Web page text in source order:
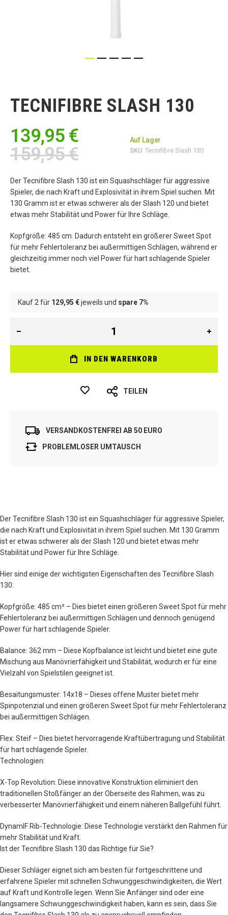
Bildgalerie
springen
TECNIFIBRE SLASH 130
139,95 €
159,95 €
Auf Lager
SKU Tecnifibre Slash 130
Der Tecnifibre Slash 130 ist ein Squashschläger für aggressive
Spieler, die nach Kraft und Explosivität in ihrem Spiel suchen. Mit
130 Gramm ist er etwas schwerer als der Slash 120 und bietet
etwas mehr Stabilität und Power für Ihre Schläge.
Kopfgröße: 485 cm. Dadurch entsteht ein größerer Sweet Spot
für mehr Fehlertoleranz bei außermittigen Schlägen, während er
gleichzeitig immer noch viel Power für hart schlagende Spieler
bietet.
Kauf 2 für 129,95 €jeweils und spare 7%
IN DEN WARENKORB
TEILEN
VERSANDKOSTENFREI AB 50 EURO
PROBLEMLOSER UMTAUSCH
Der Tecnifibre Slash 130 ist ein Squashschläger für aggressive Spieler,
die nach Kraft und Explosivität in ihrem Spiel suchen. Mit 130 Gramm
ist er etwas schwerer als der Slash 120 und bietet etwas mehr
Stabilität und Power für Ihre Schläge.
Hier sind einige der wichtigsten Eigenschaften des Tecnifibre Slash
130:
Kopfgröße: 485 cm² – Dies bietet einen größeren Sweet Spot für mehr
Fehlertoleranz bei außermittigen Schlägen und dennoch genügend
Power für hart schlagende Spieler.
Balance: 362 mm – Diese Kopfbalance ist leicht und bietet eine gute
Mischung aus Manövrierfähigkeit und Stabilität, wodurch er für eine
Vielzahl von Spielstilen geeignet ist.
Besaitungsmuster: 14x18 – Dieses offene Muster bietet mehr
Spinpotenzial und einen größeren Sweet Spot für mehr Fehlertoleranz
bei außermittigen Schlägen.
Flex: Steif – Dies bietet hervorragende Kraftübertragung und Stabilität
für hart schlagende Spieler.
Technologien:
X-Top Revolution: Diese innovative Konstruktion eliminiert den
traditionellen Stoßfänger an der Oberseite des Rahmen, was zu
verbesserter Manövrierfähigkeit und einem näheren Ballgefühl führt.
DynamIF Rib-Technologie: Diese Technologie verstärkt den Rahmen für
mehr Stabilität und Kraft.
Ist der Tecnifibre Slash 130 das Richtige für Sie?
Dieser Schläger eignet sich am besten für fortgeschrittene und
erfahrene Spieler mit schnellen Schwunggeschwindigkeiten, die Wert
auf Kraft und Kontrolle legen. Wenn Sie Anfänger sind oder eine
langsamere Schwunggeschwindigkeit haben, kann es sein, dass Sie